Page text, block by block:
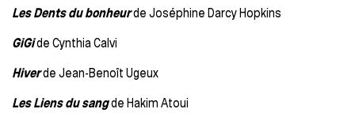
Les Dents du bonheurde Joséphine Darcy Hopkins
GiGide Cynthia Calvi
Hiverde Jean-Benoît Ugeux
Les Liens du sangde Hakim Atoui